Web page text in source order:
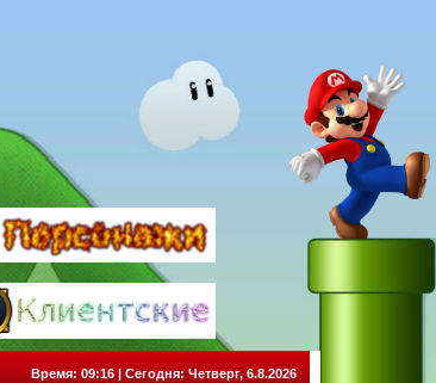
Время: 09:16 | Сегодня: Четверг, 6.8.2026